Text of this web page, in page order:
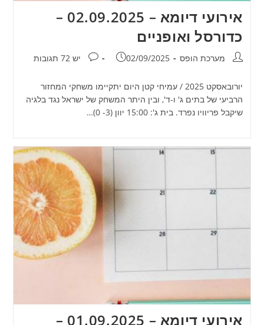
אירועי דיומא – 02.09.2025 –
כדורסל ואופניים
מחבר:מערכת הופס פורסם:
02/09/2025 תגובות:
יש 72 תגובות
יורובאסקט 2025 / עמיחי קטן היום יתקיימו משחקי המחזור
הרביעי של בתים ג' ו-ד', ובין היתר המשחק של ישראל נגד בלגיה
שיקבל פריוויו נפרד. בית ג': 15:00 יוון (3- 0)…
אירועי דיומא – 01.09.2025 –